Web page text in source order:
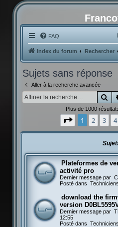
FAQ
Index du forum Rechercher
Sujets sans réponse
Aller à la recherche avancée
Plus de 1000
Page 1sur20
1 2 3 4
Plateformes de
activité pro
Dernier message par
Posté dans Techniciens
download the
version
Dernier message par
12:55
Posté dans Techniciens